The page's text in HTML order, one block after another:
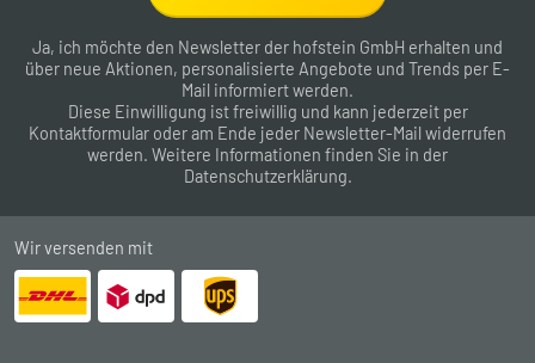
Ja, ich möchte den Newsletter der hofstein GmbH erhalten und
über neue Aktionen, personalisierte Angebote und Trends per E-
Mail informiert werden.
Diese Einwilligung ist freiwillig und kann jederzeit per
Kontaktformular oder am Ende jeder Newsletter-Mail widerrufen
werden. Weitere Informationen finden Sie in der
Datenschutzerklärung.
Wir versenden mit